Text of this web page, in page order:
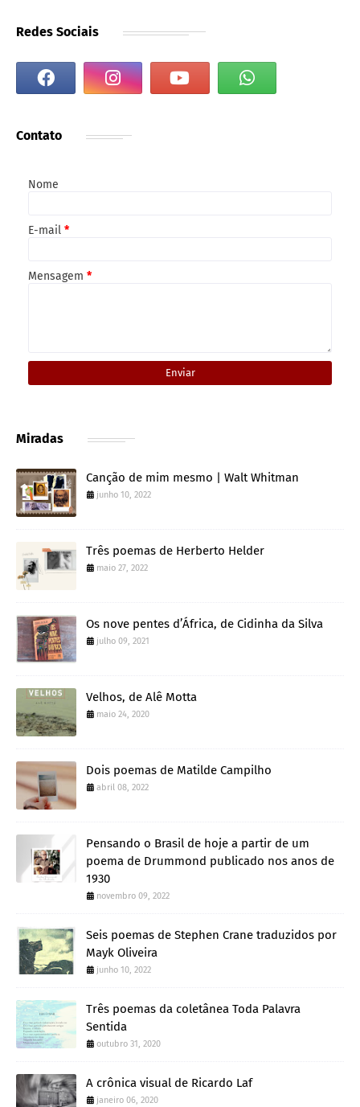
Redes Sociais
Contato
Nome
E-mail *
Mensagem *
Miradas
Canção de mim mesmo | Walt Whitman
junho 10, 2022
Três poemas de Herberto Helder
maio 27, 2022
Os nove pentes d’África, de Cidinha da Silva
julho 09, 2021
Velhos, de Alê Motta
maio 24, 2020
Dois poemas de Matilde Campilho
abril 08, 2022
Pensando o Brasil de hoje a partir de um
poema de Drummond publicado nos anos de
1930
novembro 09, 2022
Seis poemas de Stephen Crane traduzidos por
Mayk Oliveira
junho 10, 2022
Três poemas da coletânea Toda Palavra
Sentida
outubro 31, 2020
A crônica visual de Ricardo Laf
janeiro 06, 2020